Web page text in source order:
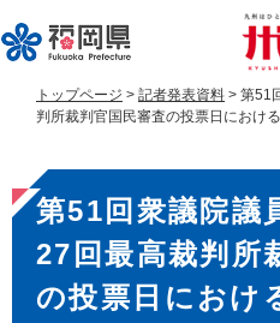
ー
ジ
す
。
ニ
ュ
し
て
トップページ > 記者発表資料 > 第51
判所裁判官国民審査の投票日におけ
本
文
第51回衆議院議
27回最高裁判所
の投票日におけ